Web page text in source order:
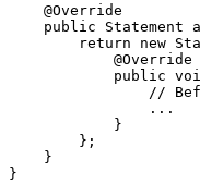
    @Override
public Statement
return new
            @Override
public
//
                ...
            }
        };
    }
}